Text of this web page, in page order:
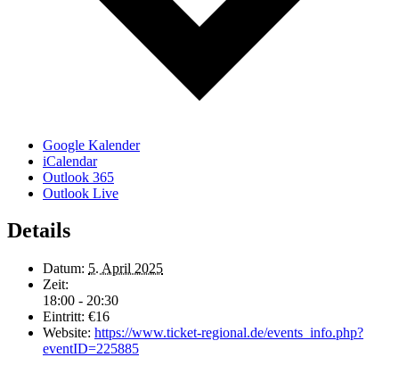
Google Kalender
iCalendar
Outlook 365
Outlook Live
Details
Datum: 5. April 2025
Zeit:
18:00 - 20:30
Eintritt: €16
Website: https://www.ticket-regional.de/events_info.php?
eventID=225885